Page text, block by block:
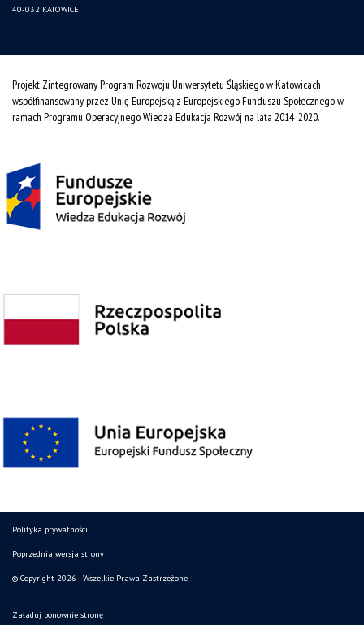
40-032 KATOWICE
Projekt Zintegrowany Program Rozwoju Uniwersytetu Śląskiego w Katowicach
współfinansowany przez Unię Europejską z Europejskiego Funduszu Społecznego w
ramach Programu Operacyjnego Wiedza Edukacja Rozwój na lata 2014˗2020.
Polityka prywatności
Poprzednia wersja strony
© Copyright 2026 - Wszelkie Prawa Zastrzeżone
Załaduj ponownie stronę